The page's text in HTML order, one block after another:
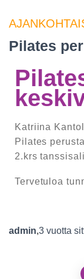
Pilates
Katriina
Pilates
2.krs
Tervetuloa
admin,3 vuotta